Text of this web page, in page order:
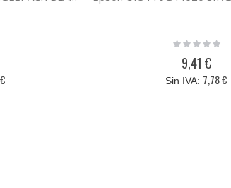
Rating:
9,41 €
7,78 €